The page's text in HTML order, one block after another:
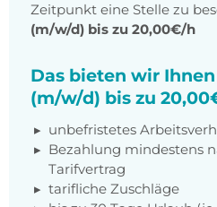
Zeitpunkt eine Stelle zu
(m/w/d) bis zu 20,00€/h
Das bieten wir
(m/w/d) bis zu
unbefristetes
Bezahlung mindestens
Tarifvertrag
tarifliche Zuschläge